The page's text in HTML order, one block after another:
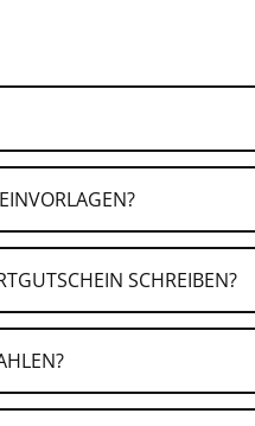
und einen
oder versende ihn per
SCHREIBEN?